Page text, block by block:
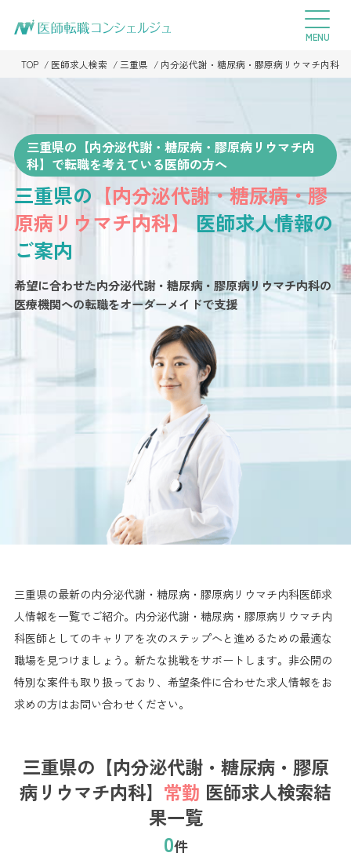
TOP 医師求人検索 三重県 内分泌代謝・糖尿病・膠原病リウマチ内科
三重県の【内分泌代謝・糖尿病・膠原病リウマチ内
科】で転職を考えている医師の方へ
三重県の 【内分泌代謝・糖尿病・膠
原病リウマチ内科】 医師求人情報の
ご案内
希望に合わせた内分泌代謝・糖尿病・膠原病リウマチ内科の
医療機関への転職をオーダーメイドで支援
三重県の最新の内分泌代謝・糖尿病・膠原病リウマチ内科医師求
人情報を一覧でご紹介。内分泌代謝・糖尿病・膠原病リウマチ内
科医師としてのキャリアを次のステップへと進めるための最適な
職場を見つけましょう。新たな挑戦をサポートします。非公開の
特別な案件も取り扱っており、希望条件に合わせた求人情報をお
求めの方はお問い合わせください。
三重県の【内分泌代謝・糖尿病・膠原
病リウマチ内科】 常勤 医師求人検索結
果一覧
0件